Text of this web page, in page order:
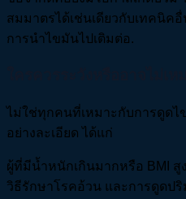
สมมาตรได้เช่นเดียวกับเทคนิค
การนำไขมันไปเติมต่อ.
ไม่ใช่ทุกคนที่เหมาะกับการดูดไ
อย่างละเอียด ได้แก่
ผู้ที่มีน้ำหนักเกินมากหรือ BMI สู
วิธีรักษาโรคอ้วน และการดูดป